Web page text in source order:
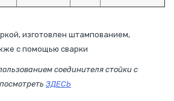
изготовлен штампованием,
с помощью сварки
соединителя стойки с
ЗДЕСЬ